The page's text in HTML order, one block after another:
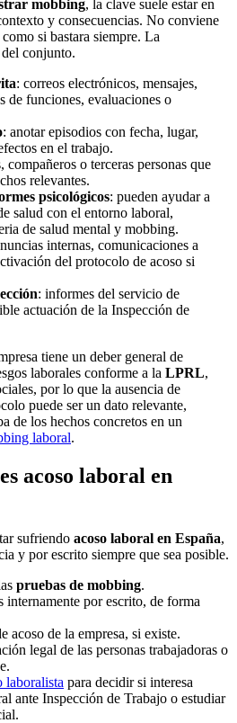
mobbing, la clave suele estar en
y consecuencias. No conviene
si bastara siempre. La
conjunto.
: correos electrónicos, mensajes,
de funciones, evaluaciones o
: anotar episodios con fecha, lugar,
en el trabajo.
compañeros o terceras personas que
relevantes.
psicológicos: pueden ayudar a
salud con el entorno laboral,
de salud mental y mobbing.
internas, comunicaciones a
del protocolo de acoso si
: informes del servicio de
actuación de la Inspección de
tiene un deber general de
laborales conforme a la LPRL,
por lo que la ausencia de
puede ser un dato relevante,
de los hechos concretos en un
laboral.
acoso laboral en
sufriendo acoso laboral en España,
y por escrito siempre que sea posible.
pruebas de mobbing.
internamente por escrito, de forma
acoso de la empresa, si existe.
legal de las personas trabajadoras o
laboralista para decidir si interesa
ante Inspección de Trabajo o estudiar